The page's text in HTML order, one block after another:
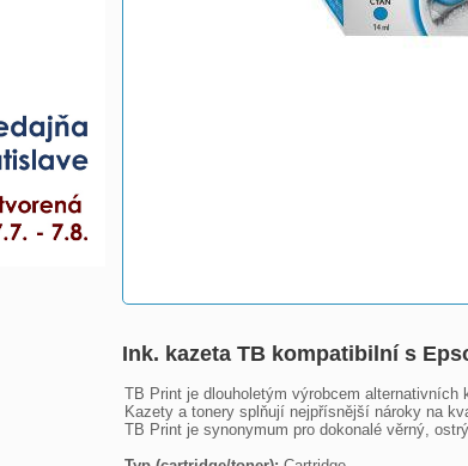
Ink. kazeta TB kompatibilní s
TB Print je dlouholetým výrobcem
Kazety a tonery splňují nejpřísnější nároky na
TB Print je synonymum pro dokonalé věrný,